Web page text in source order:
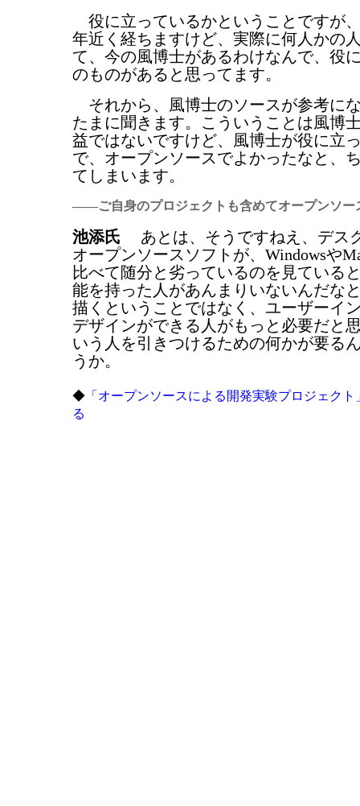
役に立っているかということですが
年近く経ちますけど、実際に何人かの
て、今の風博士があるわけなんで、役
のものがあると思ってます。
それから、風博士のソースが参考に
たまに聞きます。こういうことは風博
益ではないですけど、風博士が役に立
で、オープンソースでよかったなと、
てしまいます。
――ご自身のプロジェクトも含めてオープンソー
池添氏 あとは、そうですねえ、デス
オープンソースソフトが、Windowsや
比べて随分と劣っているのを見ている
能を持った人があんまりいないんだな
描くということではなく、ユーザーイ
デザインができる人がもっと必要だと
いう人を引きつけるための何かが要る
うか。
◆ 「オープンソースによる開発実験プロジェク
る